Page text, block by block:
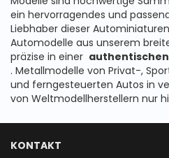
ein hervorragendes und
Liebhaber dieser
Automodelle aus unserem
präzise in einer
. Metallmodelle von Privat-,
und ferngesteuerten Autos in
von Weltmodellherstellern nur
KONTAKT